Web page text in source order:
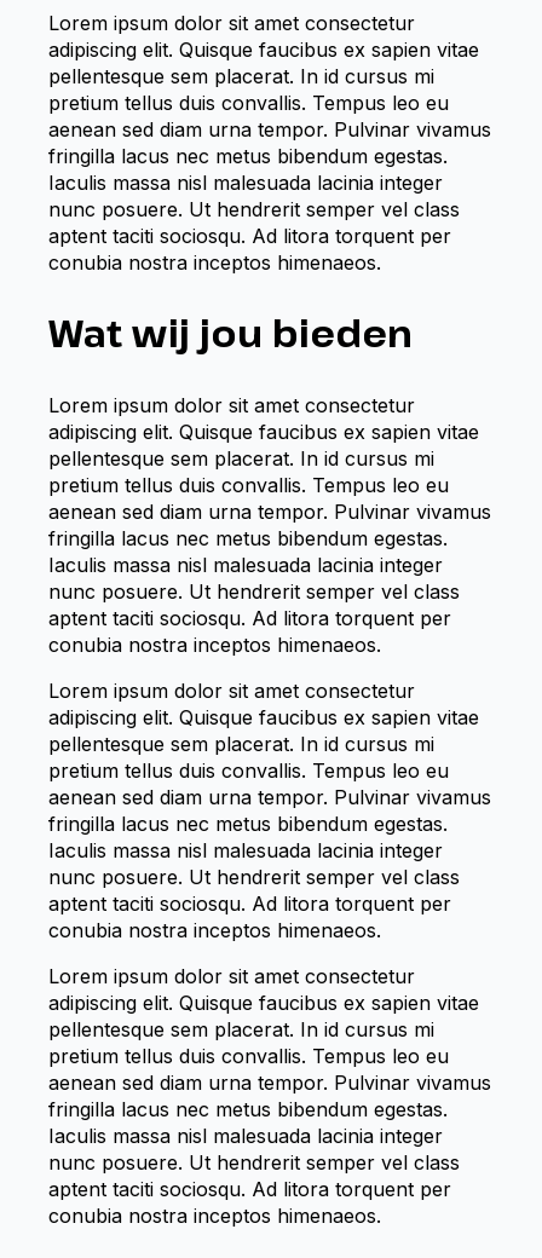
Lorem ipsum dolor sit amet consectetur
adipiscing elit. Quisque faucibus ex sapien vitae
pellentesque sem placerat. In id cursus mi
pretium tellus duis convallis. Tempus leo eu
aenean sed diam urna tempor. Pulvinar vivamus
fringilla lacus nec metus bibendum egestas.
Iaculis massa nisl malesuada lacinia integer
nunc posuere. Ut hendrerit semper vel class
aptent taciti sociosqu. Ad litora torquent per
conubia nostra inceptos himenaeos.
Wat wij jou bieden
Lorem ipsum dolor sit amet consectetur
adipiscing elit. Quisque faucibus ex sapien vitae
pellentesque sem placerat. In id cursus mi
pretium tellus duis convallis. Tempus leo eu
aenean sed diam urna tempor. Pulvinar vivamus
fringilla lacus nec metus bibendum egestas.
Iaculis massa nisl malesuada lacinia integer
nunc posuere. Ut hendrerit semper vel class
aptent taciti sociosqu. Ad litora torquent per
conubia nostra inceptos himenaeos.
Lorem ipsum dolor sit amet consectetur
adipiscing elit. Quisque faucibus ex sapien vitae
pellentesque sem placerat. In id cursus mi
pretium tellus duis convallis. Tempus leo eu
aenean sed diam urna tempor. Pulvinar vivamus
fringilla lacus nec metus bibendum egestas.
Iaculis massa nisl malesuada lacinia integer
nunc posuere. Ut hendrerit semper vel class
aptent taciti sociosqu. Ad litora torquent per
conubia nostra inceptos himenaeos.
Lorem ipsum dolor sit amet consectetur
adipiscing elit. Quisque faucibus ex sapien vitae
pellentesque sem placerat. In id cursus mi
pretium tellus duis convallis. Tempus leo eu
aenean sed diam urna tempor. Pulvinar vivamus
fringilla lacus nec metus bibendum egestas.
Iaculis massa nisl malesuada lacinia integer
nunc posuere. Ut hendrerit semper vel class
aptent taciti sociosqu. Ad litora torquent per
conubia nostra inceptos himenaeos.